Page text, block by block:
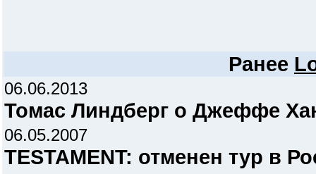
Ранее
06.06.2013
Томас Линдберг о Джеффе
06.05.2007
TESTAMENT: отменен тур в